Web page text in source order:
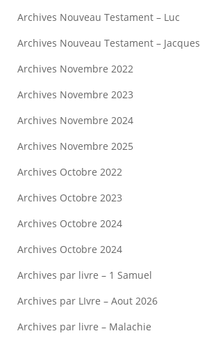
Archives Nouveau Testament – Luc
Archives Nouveau Testament – Jacques
Archives Novembre 2022
Archives Novembre 2023
Archives Novembre 2024
Archives Novembre 2025
Archives Octobre 2022
Archives Octobre 2023
Archives Octobre 2024
Archives Octobre 2024
Archives par livre – 1 Samuel
Archives par LIvre – Aout 2026
Archives par livre – Malachie